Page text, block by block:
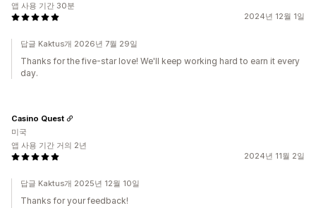
2024년 12월 1일
앱 사용 기간 30분
답글 Kaktus개 2026년 7월 29일
Thanks for the five-star love! We'll keep working hard to earn it every
day.
2024년 11월 2일
Casino Quest
미국
앱 사용 기간 거의 2년
답글 Kaktus개 2025년 12월 10일
Thanks for your feedback!